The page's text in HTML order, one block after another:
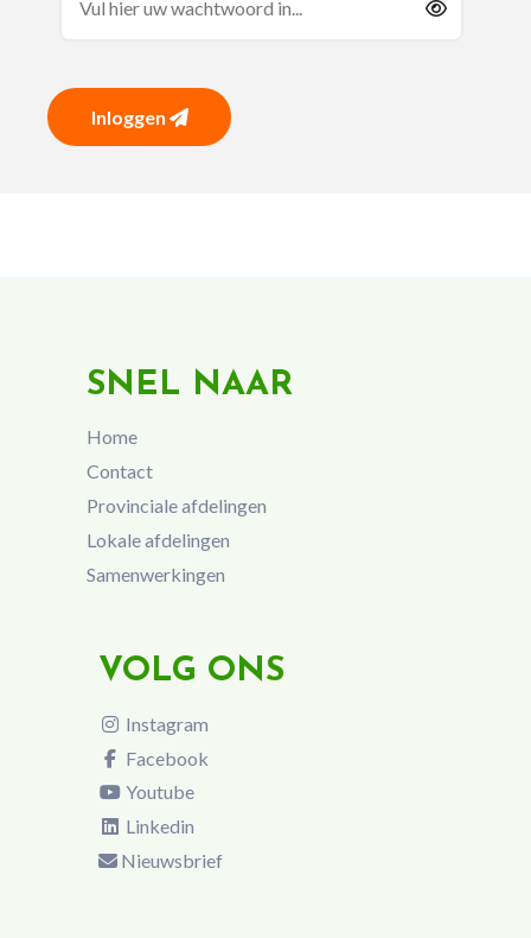
Inloggen
SNEL NAAR
Home
Contact
Provinciale afdelingen
Lokale afdelingen
Samenwerkingen
VOLG ONS
Instagram
Facebook
Youtube
Linkedin
Nieuwsbrief